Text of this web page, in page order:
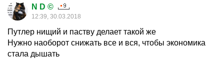
N D ©
12:39, 30.03.2018
Путлер нищий и паству делает такой же
Нужно наоборот снижать все и вся, чтобы экономика
стала дышать